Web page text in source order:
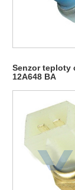
Senzor teploty
12A648 BA